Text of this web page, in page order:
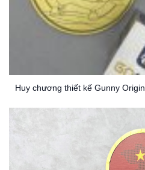
Huy chương thiết kế Gunny Origin